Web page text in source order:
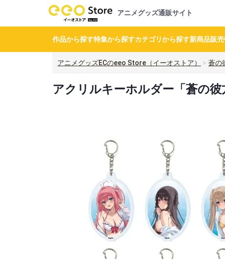
アニメグッズ通販サイト
作品から探す特集から探すカテゴリから探す新商品販
アニメグッズECのeeo Store（イーオストア） 蒼の
アクリルキーホルダー「蒼の